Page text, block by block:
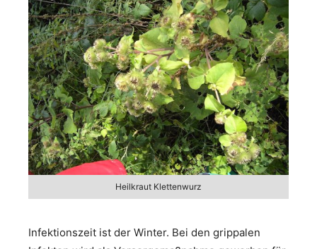
Heilkraut Klettenwurz
Infektionszeit ist der Winter. Bei den grippalen